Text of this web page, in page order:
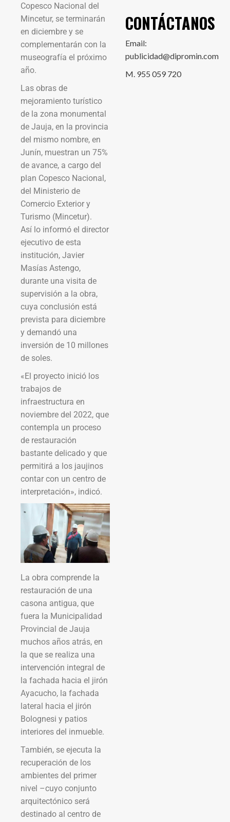
Copesco Nacional del
Mincetur, se terminarán
en diciembre y se
complementarán con la
museografía el próximo
año.
Las obras de
mejoramiento turístico
de la zona monumental
de Jauja, en la provincia
del mismo nombre, en
Junín, muestran un 75%
de avance, a cargo del
plan Copesco Nacional,
del Ministerio de
Comercio Exterior y
Turismo (Mincetur).
Así lo informó el director
ejecutivo de esta
institución, Javier
Masías Astengo,
durante una visita de
supervisión a la obra,
cuya conclusión está
prevista para diciembre
y demandó una
inversión de 10 millones
de soles.
«El proyecto inició los
trabajos de
infraestructura en
noviembre del 2022, que
contempla un proceso
de restauración
bastante delicado y que
permitirá a los jaujinos
contar con un centro de
interpretación», indicó.
La obra comprende la
restauración de una
casona antigua, que
fuera la Municipalidad
Provincial de Jauja
muchos años atrás, en
la que se realiza una
intervención integral de
la fachada hacia el jirón
Ayacucho, la fachada
lateral hacia el jirón
Bolognesi y patios
interiores del inmueble.
También, se ejecuta la
recuperación de los
ambientes del primer
nivel –cuyo conjunto
arquitectónico será
destinado al centro de
CONTÁCTANOS
Email:
publicidad@dipromin.com
M. 955 059 720